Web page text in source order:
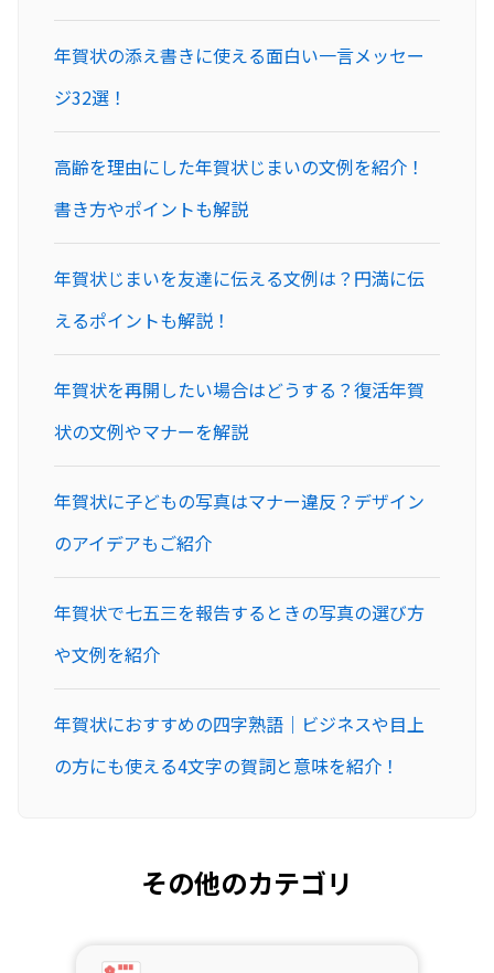
年賀状の添え書きに使える面白い一言メッセー
ジ32選！
高齢を理由にした年賀状じまいの文例を紹介！
書き方やポイントも解説
年賀状じまいを友達に伝える文例は？円満に伝
えるポイントも解説！
年賀状を再開したい場合はどうする？復活年賀
状の文例やマナーを解説
年賀状に子どもの写真はマナー違反？デザイン
のアイデアもご紹介
年賀状で七五三を報告するときの写真の選び方
や文例を紹介
年賀状におすすめの四字熟語｜ビジネスや目上
の方にも使える4文字の賀詞と意味を紹介！
その他のカテゴリ